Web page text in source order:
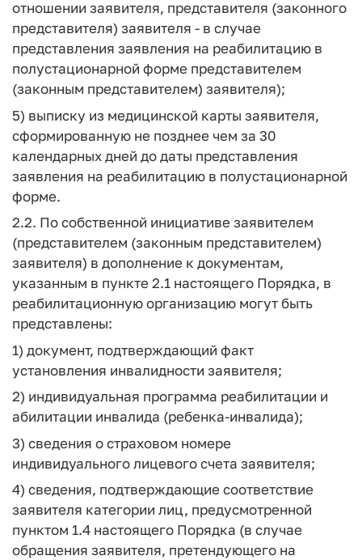
отношении заявителя, представителя (законного
представителя) заявителя - в случае
представления заявления на реабилитацию в
полустационарной форме представителем
(законным представителем) заявителя);
5) выписку из медицинской карты заявителя,
сформированную не позднее чем за 30
календарных дней до даты представления
заявления на реабилитацию в полустационарной
форме.
2.2. По собственной инициативе заявителем
(представителем (законным представителем)
заявителя) в дополнение к документам,
указанным в пункте 2.1 настоящего Порядка, в
реабилитационную организацию могут быть
представлены:
1) документ, подтверждающий факт
установления инвалидности заявителя;
2) индивидуальная программа реабилитации и
абилитации инвалида (ребенка-инвалида);
3) сведения о страховом номере
индивидуального лицевого счета заявителя;
4) сведения, подтверждающие соответствие
заявителя категории лиц, предусмотренной
пунктом 1.4 настоящего Порядка (в случае
обращения заявителя, претендующего на